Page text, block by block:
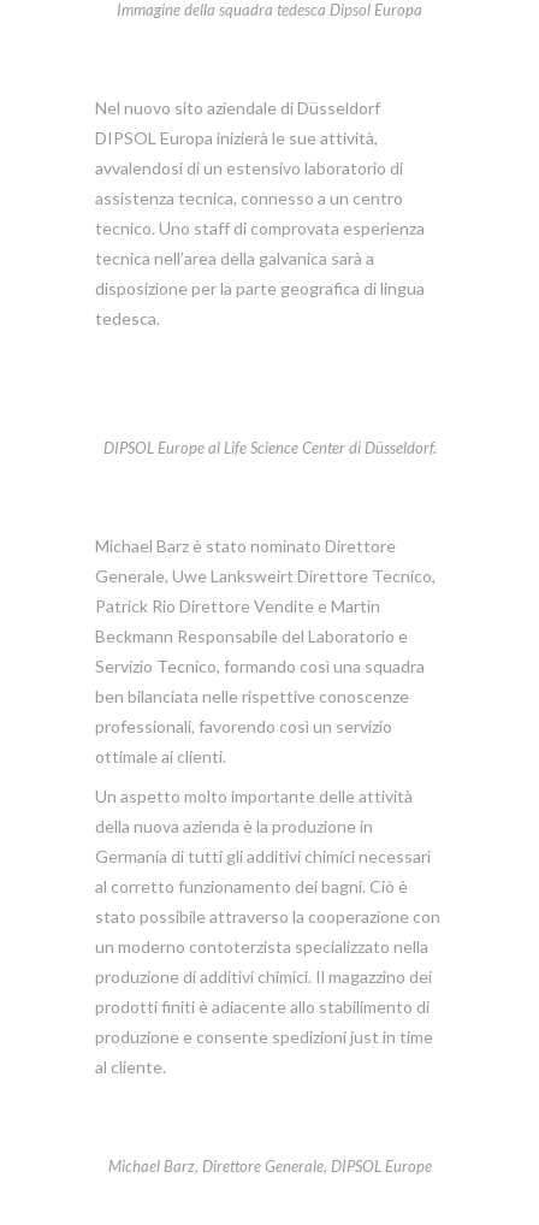
Immagine della squadra tedesca Dipsol Europa
Nel nuovo sito aziendale di Düsseldorf
DIPSOL Europa inizierà le sue attività,
avvalendosi di un estensivo laboratorio di
assistenza tecnica, connesso a un centro
tecnico. Uno staff di comprovata esperienza
tecnica nell’area della galvanica sarà a
disposizione per la parte geografica di lingua
tedesca.
DIPSOL Europe al Life Science Center di Düsseldorf.
Michael Barz è stato nominato Direttore
Generale, Uwe Lanksweirt Direttore Tecnico,
Patrick Rio Direttore Vendite e Martin
Beckmann Responsabile del Laboratorio e
Servizio Tecnico, formando così una squadra
ben bilanciata nelle rispettive conoscenze
professionali, favorendo così un servizio
ottimale ai clienti.
Un aspetto molto importante delle attività
della nuova azienda è la produzione in
Germania di tutti gli additivi chimici necessari
al corretto funzionamento dei bagni. Ciò è
stato possibile attraverso la cooperazione con
un moderno contoterzista specializzato nella
produzione di additivi chimici. Il magazzino dei
prodotti finiti è adiacente allo stabilimento di
produzione e consente spedizioni just in time
al cliente.
Michael Barz, Direttore Generale, DIPSOL Europe